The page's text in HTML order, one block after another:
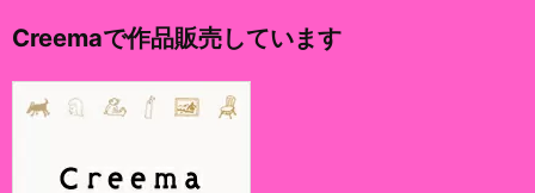
Creemaで作品販売しています